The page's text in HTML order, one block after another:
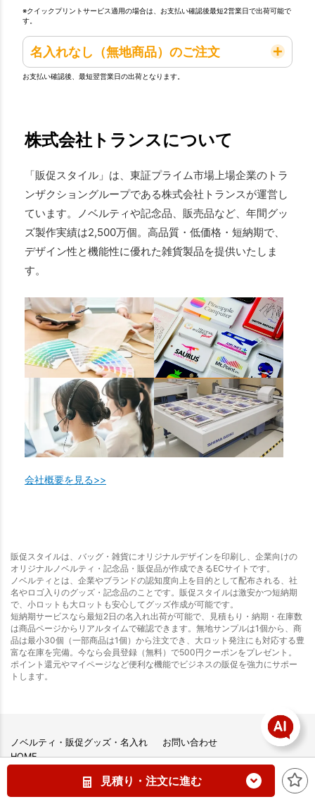
見積り・注文に進む
※クイックプリントサービス適用の場合は、お支払い確認後最短2営業日で出荷可能で
す。
名入れなし（無地商品）のご注文
お支払い確認後、最短翌営業日の出荷となります。
株式会社トランスについて
「販促スタイル」は、東証プライム市場上場企業のトラ
ンザクショングループである株式会社トランスが運営し
ています。ノベルティや記念品、販売品など、年間グッ
ズ製作実績は2,500万個。高品質・低価格・短納期で、
デザイン性と機能性に優れた雑貨製品を提供いたしま
す。
会社概要を見る>>
販促スタイルは、バッグ・雑貨にオリジナルデザインを印刷し、企業向けの
オリジナルノベルティ・記念品・販促品が作成できるECサイトです。
ノベルティとは、企業やブランドの認知度向上を目的として配布される、社
名やロゴ入りのグッズ・記念品のことです。販促スタイルは激安かつ短納期
で、小ロットも大ロットも安心してグッズ作成が可能です。
短納期サービスなら最短2日の名入れ出荷が可能で、見積もり・納期・在庫数
は商品ページからリアルタイムで確認できます。無地サンプルは1個から、商
品は最小30個（一部商品は1個）から注文でき、大ロット発注にも対応する豊
富な在庫を完備。今なら会員登録（無料）で500円クーポンをプレゼント。
ポイント還元やマイページなど便利な機能でビジネスの販促を強力にサポー
トします。
ノベルティ・販促グッズ・名入れ
HOME
商品カテゴリから探す
ご利用ガイド
お問い合わせ
評判・口コミ・レビュー
お客様の制作事例ご紹介